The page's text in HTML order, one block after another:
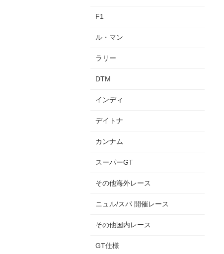
F1
ル・マン
ラリー
DTM
インディ
デイトナ
カンナム
スーパーGT
その他海外レース
ニュル/スパ 開催レース
その他国内レース
GT仕様